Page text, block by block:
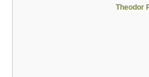
Theodor